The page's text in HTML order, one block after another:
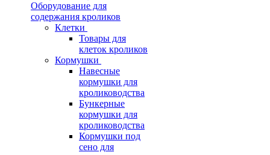
Оборудование для
содержания кроликов
Клетки
Товары для
клеток кроликов
Кормушки
Навесные
кормушки для
кролиководства
Бункерные
кормушки для
кролиководства
Кормушки под
сено для